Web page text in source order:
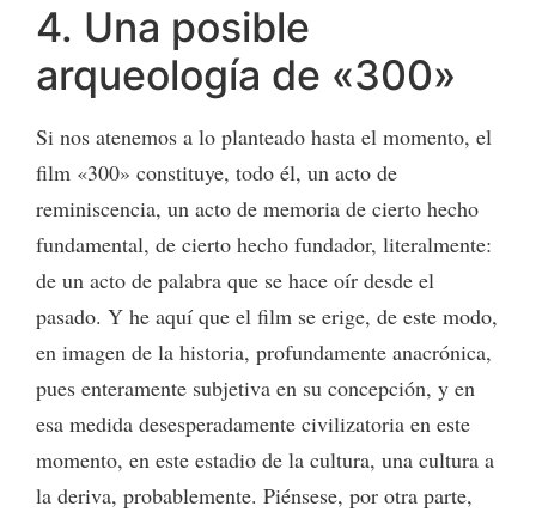
4. Una posible
arqueología de «300»
Si nos atenemos a lo planteado hasta el momento, el
film «300» constituye, todo él, un acto de
reminiscencia, un acto de memoria de cierto hecho
fundamental, de cierto hecho fundador, literalmente:
de un acto de palabra que se hace oír desde el
pasado. Y he aquí que el film se erige, de este modo,
en imagen de la historia, profundamente anacrónica,
pues enteramente subjetiva en su concepción, y en
esa medida desesperadamente civilizatoria en este
momento, en este estadio de la cultura, una cultura a
la deriva, probablemente. Piénsese, por otra parte,